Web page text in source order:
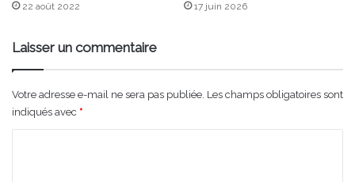
22 août 2022 17 juin 2026
Laisser un commentaire
Votre adresse e-mail ne sera pas publiée. Les champs obligatoires sont
indiqués avec *